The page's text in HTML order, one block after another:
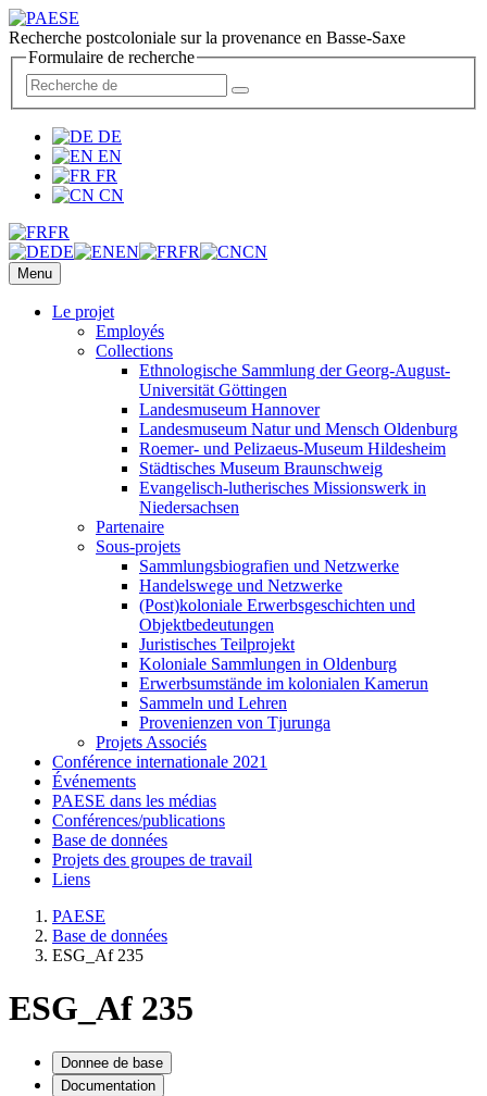
Recherche postcoloniale sur la provenance en Basse-Saxe
Formulaire de recherche
DE
EN
FR
CN
FR
DE
EN FR CN
Menu
Le projet
Employés
Collections
Ethnologische Sammlung der Georg-August-
Universität Göttingen
Landesmuseum Hannover
Landesmuseum Natur und Mensch Oldenburg
Roemer- und Pelizaeus-Museum Hildesheim
Städtisches Museum Braunschweig
Evangelisch-lutherisches Missionswerk in
Niedersachsen
Partenaire
Sous-projets
Sammlungsbiografien und Netzwerke
Handelswege und Netzwerke
(Post)koloniale Erwerbsgeschichten und
Objektbedeutungen
Juristisches Teilprojekt
Koloniale Sammlungen in Oldenburg
Erwerbsumstände im kolonialen Kamerun
Sammeln und Lehren
Provenienzen von Tjurunga
Projets Associés
Conférence internationale 2021
Événements
PAESE dans les médias
Conférences/publications
Base de données
Projets des groupes de travail
Liens
PAESE
Base de données
ESG_Af 235
ESG_Af 235
Donnee de base
Documentation